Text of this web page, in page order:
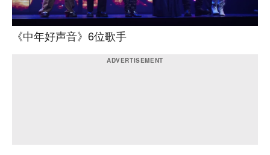
《中年好声音》6位歌手